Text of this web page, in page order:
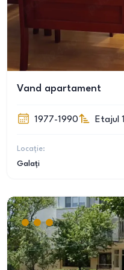
Vand apartament
1977-1990 Etajul 1
Locație:
Galați